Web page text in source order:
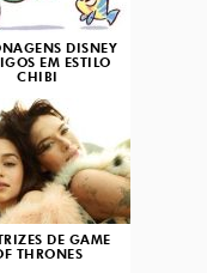
DISNEY
EM ESTILO
CHIBI
DE GAME
THRONES